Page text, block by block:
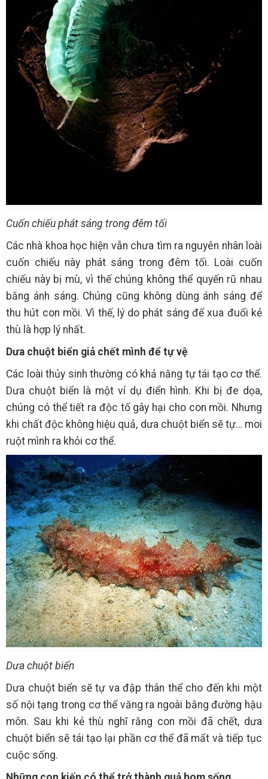
Cuốn chiếu phát sáng trong đêm tối
Các nhà khoa học hiện vẫn chưa tìm ra nguyên nhân loài
cuốn chiếu này phát sáng trong đêm tối. Loài cuốn
chiếu này bị mù, vì thế chúng không thể quyến rũ nhau
bằng ánh sáng. Chúng cũng không dùng ánh sáng để
thu hút con mồi. Vì thế, lý do phát sáng để xua đuổi kẻ
thù là hợp lý nhất.
Dưa chuột biển giả chết mình để tự vệ
Các loài thủy sinh thường có khả năng tự tái tạo cơ thể.
Dưa chuột biển là một ví dụ điển hình. Khi bị đe dọa,
chúng có thể tiết ra độc tố gây hại cho con mồi. Nhưng
khi chất độc không hiệu quả, dưa chuột biển sẽ tự… moi
ruột mình ra khỏi cơ thể.
Dưa chuột biển
Dưa chuột biển sẽ tự va đập thân thể cho đến khi một
số nội tạng trong cơ thể văng ra ngoài bằng đường hậu
môn. Sau khi kẻ thù nghĩ rằng con mồi đã chết, dưa
chuột biển sẽ tái tạo lại phần cơ thể đã mất và tiếp tục
cuộc sống.